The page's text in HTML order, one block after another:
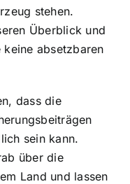
stehen.
Überblick und
keine absetzbaren
dass die
sein kann.
über die
Land und lassen